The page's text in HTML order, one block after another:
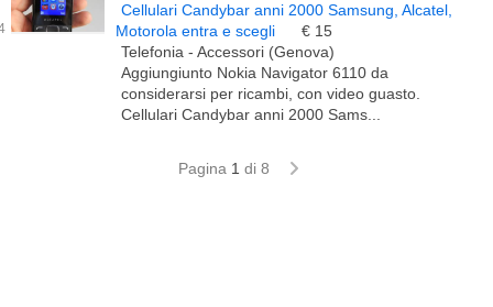
Cellulari Candybar anni 2000 Samsung, Alcatel,
Motorola entra e scegli
€ 15
Telefonia - Accessori (Genova)
Aggiungiunto Nokia Navigator 6110 da
considerarsi per ricambi, con video guasto.
Cellulari Candybar anni 2000 Sams...
Pagina 1 di 8